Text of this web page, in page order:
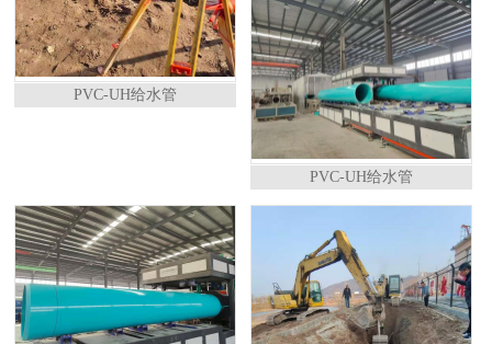
PVC-UH给水管
PVC-UH给水管